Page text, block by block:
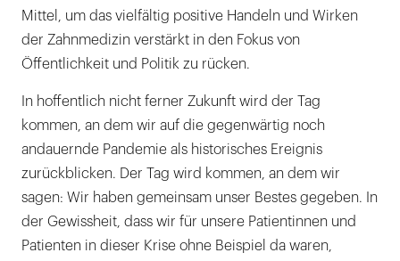
Mittel, um das vielfältig positive Handeln und Wirken
der Zahnmedizin verstärkt in den Fokus von
Öffentlichkeit und Politik zu rücken.
In hoffentlich nicht ferner Zukunft wird der Tag
kommen, an dem wir auf die gegenwärtig noch
andauernde Pandemie als historisches Ereignis
zurückblicken. Der Tag wird kommen, an dem wir
sagen: Wir haben gemeinsam unser Bestes gegeben. In
der Gewissheit, dass wir für unsere Patientinnen und
Patienten in dieser Krise ohne Beispiel da waren,